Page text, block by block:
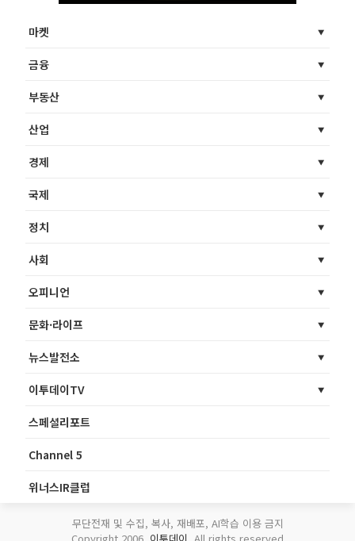
마켓
금융
부동산
산업
경제
국제
정치
사회
오피니언
문화·라이프
뉴스발전소
이투데이TV
스페셜리포트
Channel 5
위너스IR클럽
무단전재 및 수집, 복사, 재배포, AI학습 이용 금지